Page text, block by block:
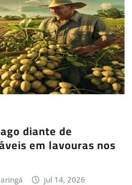
diante de
em lavouras nos
jul 14, 2026